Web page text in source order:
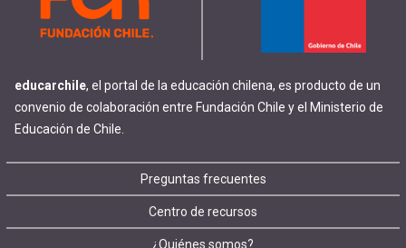
educarchile, el portal de la educación chilena, es producto de un
convenio de colaboración entre Fundación Chile y el Ministerio de
Educación de Chile.
Footer
Preguntas frecuentes
Centro de recursos
¿Quiénes somos?